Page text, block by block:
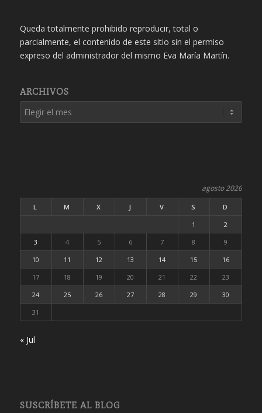
Queda totalmente prohibido reproducir, total o
parcialmente, el contenido de este sitio sin el permiso
expreso del administrador del mismo Eva María Martín.
ARCHIVOS
agosto 2026
L M X J V S
D
1
2
3
4 5 6 7 8
9
10
11 12 13 14 15
16
17
18 19 20 21 22
23
24
25 26 27 28 29
30
31
« Jul
SUSCRÍBETE AL BLOG